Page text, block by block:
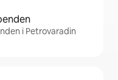
i Petrovaradin